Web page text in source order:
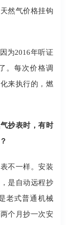
然气价格挂钩
为2016年听证
。每次价格调
来执行的，燃
抄表时，有时
不一样。安装
是自动远程抄
老式普通机械
个月抄一次安